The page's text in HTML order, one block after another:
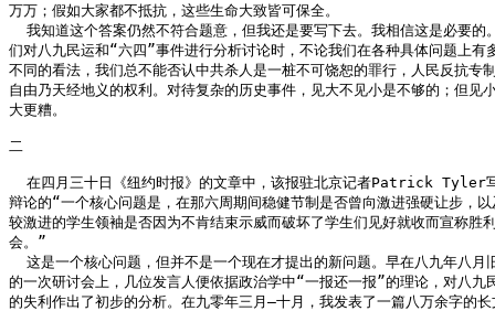
万万；假如大家都不抵抗，这些生命大致皆可保全。
我知道这个答案仍然不符合题意，但我还是要写下去。我相信这是必要的
们对八九民运和“六四”事件进行分析讨论时，不论我们在各种具体问题上有
不同的看法，我们总不能否认中共杀人是一桩不可饶恕的罪行，人民反抗专
自由乃天经地义的权利。对待复杂的历史事件，见大不见小是不够的；但见
大更糟。
二
在四月三十日《纽约时报》的文章中，该报驻北京记者Patrick Tyler
辩论的“一个核心问题是，在那六周期间稳健节制是否曾向激进强硬让步，以
较激进的学生领袖是否因为不肯结束示威而破坏了学生们见好就收而宣称胜
会。”
这是一个核心问题，但并不是一个现在才提出的新问题。早在八九年八月
的一次研讨会上，几位发言人便依据政治学中“一报还一报”的理论，对八九
的失利作出了初步的分析。在九零年三月—十月，我发表了一篇八万余字的长